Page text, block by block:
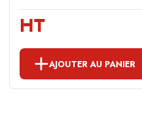
HT
AJOUTER AU PANIER